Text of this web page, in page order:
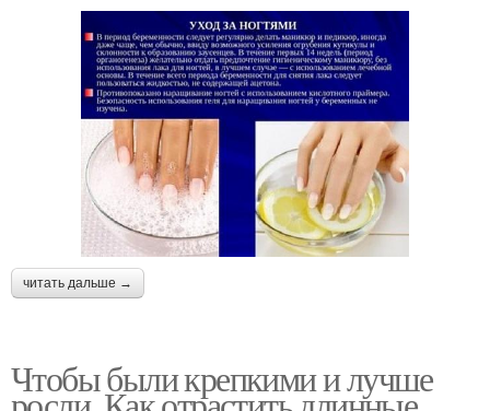
читать дальше →
Чтобы были крепкими и лучше